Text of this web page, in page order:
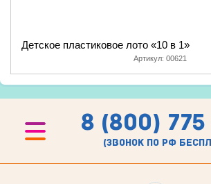
Детское пластиковое лото «10 в 1»
Артикул: 00621
8 (800) 775
(звонок по рф